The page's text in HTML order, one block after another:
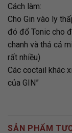
Cách làm:
Cho Gin vào ly
đó đổ Tonic cho
chanh và thả cả
rất nhiều)
Các coctail khác
của GIN”
SẢN PHẨM